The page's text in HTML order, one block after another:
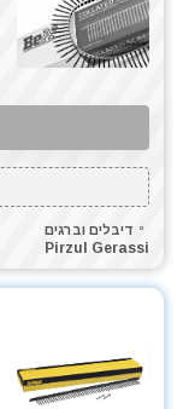
דיבלים וברגים
Pirzul Gerassi